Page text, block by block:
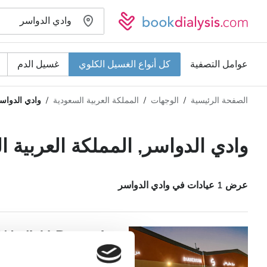
عوامل التصفية كل أنواع الغسيل الكلوي غسيل الدم
نوع الغسيل الكلوي
كل أنواع الغسيل الكلوي
غسيل الدم
غسيل وترشيح الدم
تقبل
مرضى مصابين بفيروس نقص المناعة البشرية
المسافة
التقييم
السعر
الصفحة الرئيسية الوجهات المملكة العربية السعودية وادي
وادي الدواسر, المملكة العربية
عرض 1 عيادات في وادي الدواسر
Al Dawasir
وادي الدواسر, المملكة العربية السعودية